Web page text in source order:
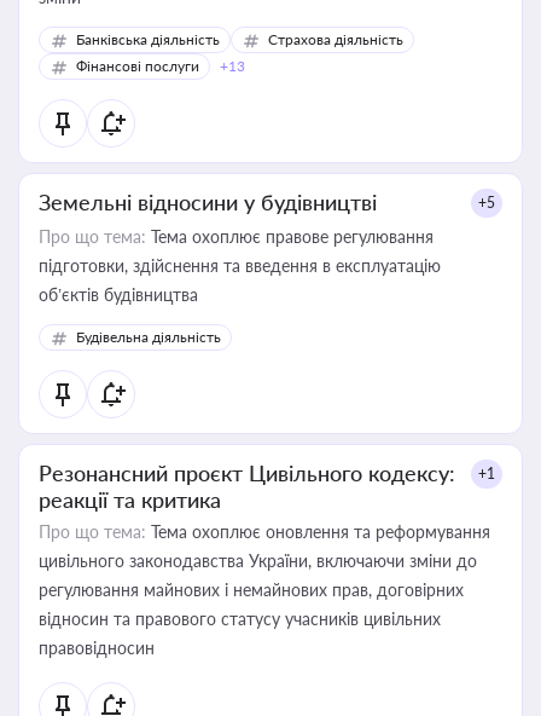
Банківська діяльність
Страхова діяльність
Фінансові послуги
+13
Земельні відносини у будівництві +5
Про що тема: Тема охоплює правове регулювання
підготовки, здійснення та введення в експлуатацію
об’єктів будівництва
Будівельна діяльність
Резонансний проєкт Цивільного кодексу:
реакції та критика
+1
Про що тема: Тема охоплює оновлення та реформування
цивільного законодавства України, включаючи зміни до
регулювання майнових і немайнових прав, договірних
відносин та правового статусу учасників цивільних
правовідносин